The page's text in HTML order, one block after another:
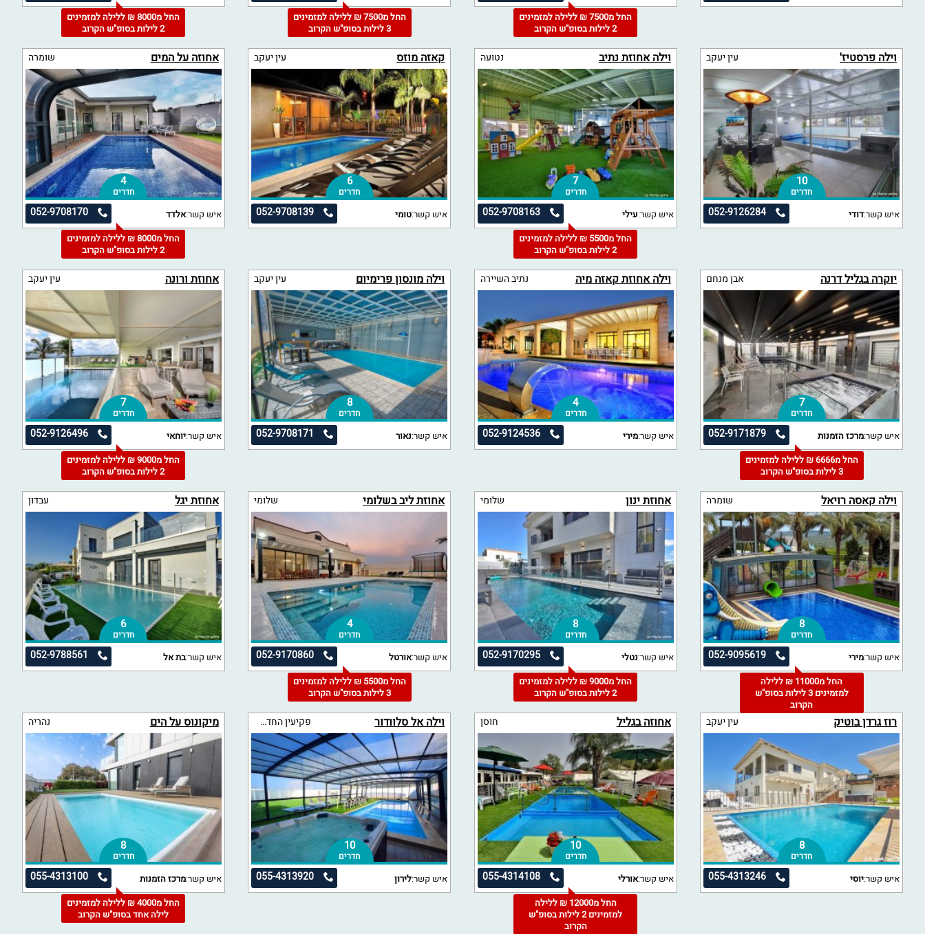
החל מ7500 ₪ ללילה למזמינים
2 לילות בסופ"ש הקרוב
החל מ7500 ₪ ללילה למזמינים
3 לילות בסופ"ש הקרוב
החל מ8000 ₪ ללילה למזמינים
2 לילות בסופ"ש הקרוב
וילה פרסטיז' עין יעקב
10
חדרים
052-9126284 איש קשר:דודי
וילה אחוזת נתיב נטועה
7
חדרים
052-9708163 איש קשר:עילי
החל מ5500 ₪ ללילה למזמינים
2 לילות בסופ"ש הקרוב
קאזה מוזס עין יעקב
6
חדרים
052-9708139 איש קשר:טומי
אחוזה על המים שומרה
4
חדרים
052-9708170 איש קשר:אלדד
החל מ8000 ₪ ללילה למזמינים
2 לילות בסופ"ש הקרוב
יוקרה בגליל דרנה אבן מנחם
7
חדרים
052-9171879 איש קשר:מרכז הזמנות
החל מ6666 ₪ ללילה למזמינים
3 לילות בסופ"ש הקרוב
וילה אחוזת קאזה מיה נתיב השיירה
4
חדרים
052-9124536 איש קשר:מירי
וילה מונסון פרימיום עין יעקב
8
חדרים
052-9708171 איש קשר:נאור
אחוזת ורונה עין יעקב
7
חדרים
052-9126496 איש קשר:יוחאי
החל מ9000 ₪ ללילה למזמינים
2 לילות בסופ"ש הקרוב
וילה קאסה רויאל שומרה
8
חדרים
052-9095619 איש קשר:מירי
החל מ11000 ₪ ללילה
למזמינים 3 לילות בסופ"ש
הקרוב
אחוזת ינון שלומי
8
חדרים
052-9170295 איש קשר:נטלי
החל מ9000 ₪ ללילה למזמינים
2 לילות בסופ"ש הקרוב
אחוזת ליב בשלומי שלומי
4
חדרים
052-9170860 איש קשר:אורטל
החל מ5500 ₪ ללילה למזמינים
3 לילות בסופ"ש הקרוב
אחוזת יגל עבדון
6
חדרים
052-9788561 איש קשר:בת אל
רוז גרדן בוטיק עין יעקב
8
חדרים
055-4313246 איש קשר:יוסי
אחוזה בגליל חוסן
10
חדרים
055-4314108 איש קשר:אורלי
החל מ12000 ₪ ללילה
למזמינים 2 לילות בסופ"ש
הקרוב
וילה אל סלוודור פקיעין החדשה
10
חדרים
055-4313920 איש קשר:לירון
מיקונוס על הים נהריה
8
חדרים
055-4313100 איש קשר:מרכז הזמנות
החל מ4000 ₪ ללילה למזמינים
לילה אחד בסופ"ש הקרוב